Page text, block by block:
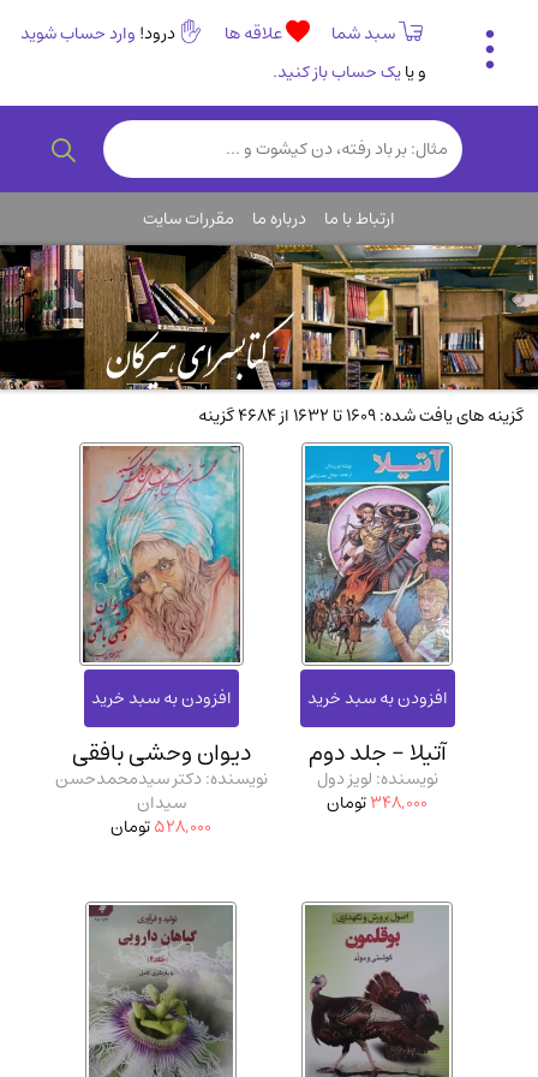
سبد شما علاقه ها درود! وارد حساب شوید
و یایک حساب باز کنید.
تاریخی و فرهنگی
(838)
رمان و داستان ایرانی(307)
روانشناسی(357)
انگلیسی و زبان خارجی(14)
کودکان و نوجوانان(76)
کتب نادر و کمیاب(19)
روانشناسی(112)
طب گیاهی و سنتی(45)
فلسفه و جامعه شناسی(151)
ادبیات و شعر(511)
ادیان و مذاهب(142)
دانشگاهی و آموزشی(534)
اقتصادی، بازاریابی و مالی(56)
کتاب های متفرقه(102)
کامپیوتر و نرم افزار(13)
سرگرمی و بازی(7)
رمان و داستان خارجی
حقوقی و قانون(47)
کتاب های مصور رنگی و گلاسه
ارتباط با ما درباره ما مقررات سایت
گزینه های یافت شده: 1609 تا 1632 از 4684 گزینه
آتیلا - جلد دوم
نویسنده: لویز دول
348,000تومان
دیوان وحشی بافقی
نویسنده: دکتر سیدمحمدحسن
سیدان
528,000تومان